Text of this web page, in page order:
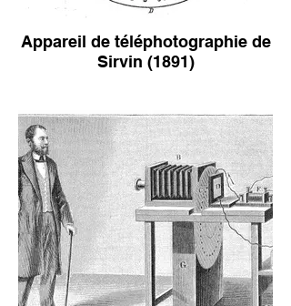
Appareil de téléphotographie de
Sirvin (1891)